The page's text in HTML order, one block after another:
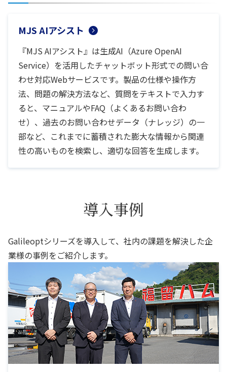
MJS AIアシスト
『MJS AIアシスト』は生成AI（Azure OpenAI
Service）を活用したチャットボット形式での問い合
わせ対応Webサービスです。製品の仕様や操作方
法、問題の解決方法など、質問をテキストで入力す
ると、マニュアルやFAQ（よくあるお問い合わ
せ）、過去のお問い合わせデータ（ナレッジ）の一
部など、これまでに蓄積された膨大な情報から関連
性の高いものを検索し、適切な回答を生成します。
導入事例
Galileoptシリーズを導入して、社内の課題を解決した企
業様の事例をご紹介します。